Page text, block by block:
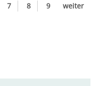
7 8 9 weiter